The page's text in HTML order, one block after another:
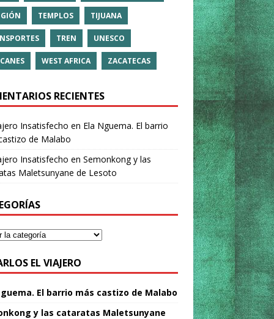
TEMPLOS TIJUANA
TREN UNESCO
WEST AFRICA ZACATECAS
RECIENTES
Insatisfecho en Ela Nguema. El barrio
de Malabo
Insatisfecho en Semonkong y las
Maletsunyane de Lesoto
EL VIAJERO
El barrio más castizo de Malabo
y las cataratas Maletsunyane